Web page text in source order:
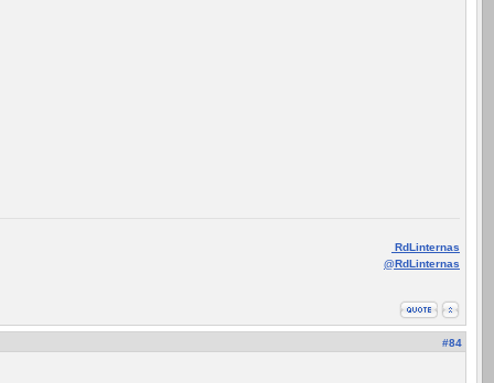
RdLinternas
@RdLinternas
#84